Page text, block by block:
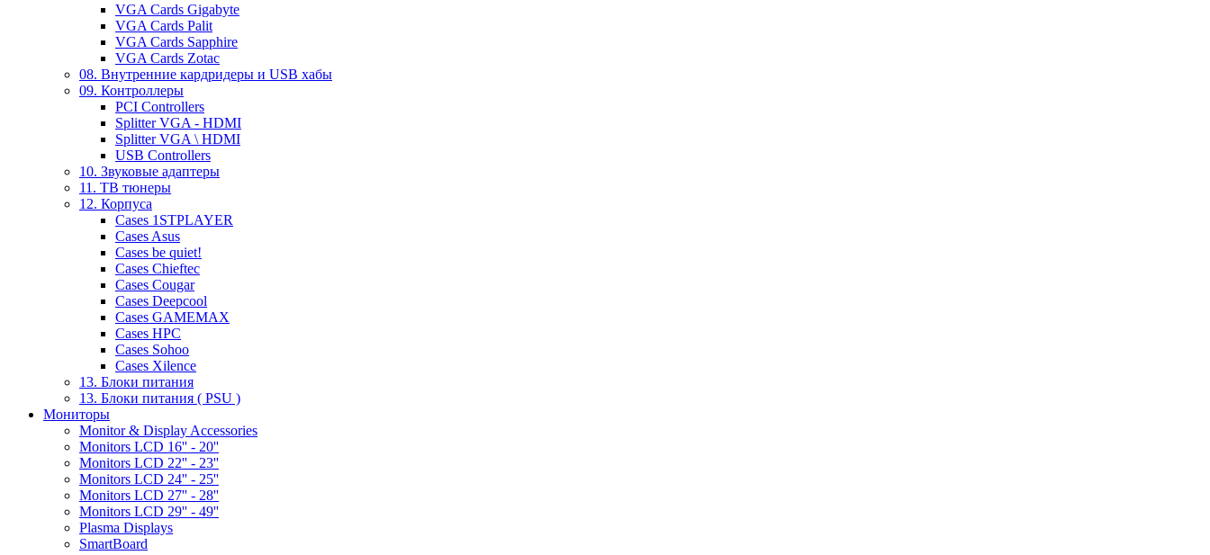
VGA Cards Gigabyte
VGA Cards Palit
VGA Cards Sapphire
VGA Cards Zotac
08. Внутренние кардридеры и USB хабы
09. Контроллеры
PCI Controllers
Splitter VGA - HDMI
Splitter VGA \ HDMI
USB Controllers
10. Звуковые адаптеры
11. ТВ тюнеры
12. Корпуса
Cases 1STPLAYER
Cases Asus
Cases be quiet!
Cases Chieftec
Cases Cougar
Cases Deepcool
Cases GAMEMAX
Cases HPC
Cases Sohoo
Cases Xilence
13. Блоки питания
13. Блоки питания ( PSU )
Мониторы
Monitor & Display Accessories
Monitors LCD 16'' - 20''
Monitors LCD 22'' - 23''
Monitors LCD 24'' - 25''
Monitors LCD 27'' - 28''
Monitors LCD 29'' - 49''
Plasma Displays
SmartBoard